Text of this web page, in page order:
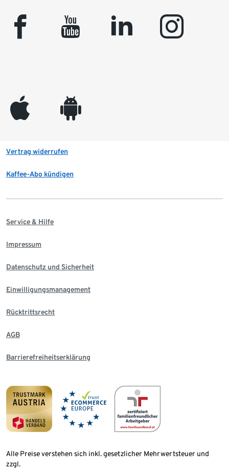
facebook youtube linkedin instagram
appleinc android
Vertrag widerrufen
Kaffee-Abo kündigen
Service & Hilfe
Impressum
Datenschutz und Sicherheit
Einwilligungsmanagement
Rücktrittsrecht
AGB
Barrierefreiheitserklärung
Alle Preise verstehen sich inkl. gesetzlicher Mehrwertsteuer und
zzgl.